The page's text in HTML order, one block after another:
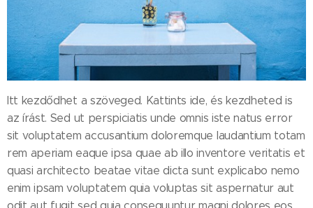
Itt kezdődhet a szöveged. Kattints ide, és kezdheted is
az írást. Sed ut perspiciatis unde omnis iste natus error
sit voluptatem accusantium doloremque laudantium totam
rem aperiam eaque ipsa quae ab illo inventore veritatis et
quasi architecto beatae vitae dicta sunt explicabo nemo
enim ipsam voluptatem quia voluptas sit aspernatur aut